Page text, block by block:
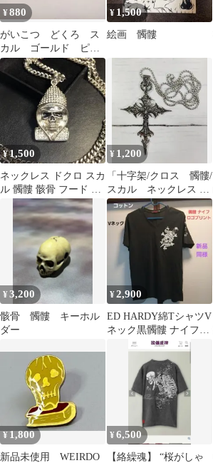
¥880
がいこつ どくろ ス
カル ゴールド ピア
ス 両耳用 ストリー
ト 病み系 ゴスロリ
¥ 1,500
絵画 髑髏
¥1,500
ネックレス ドクロ スカ
ル 髑髏 骸骨 フード シ
ルバー ブリンブリン チ
ェーン
¥ 1,200
「十字架/クロス 髑髏/
スカル ネックレス タ
イプA ゴスロリ/スチ
ームパンク」
¥3,200
骸骨 髑髏 キーホル
ダー
¥2,900
ED HARDY綿TシャツV
ネック黒髑髏 ナイフM
新品同様
¥1,800
新品未使用 WEIRDO
¥6,500
【絡繰魂】 “桜がしゃ